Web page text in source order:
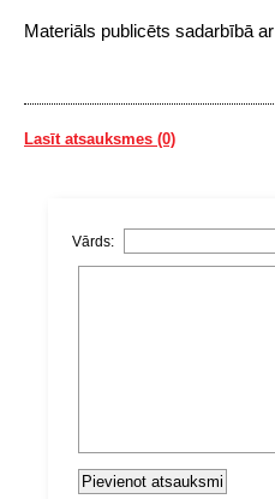
Materiāls publicēts sadarbībā ar
Lasīt atsauksmes (0)
Vārds: